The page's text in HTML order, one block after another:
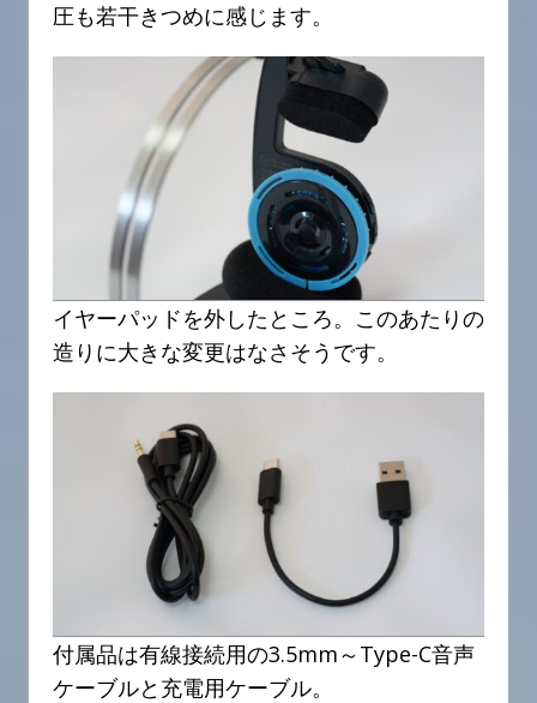
圧も若干きつめに感じます。
イヤーパッドを外したところ。このあたりの
造りに大きな変更はなさそうです。
付属品は有線接続用の3.5mm～Type-C音声
ケーブルと充電用ケーブル。